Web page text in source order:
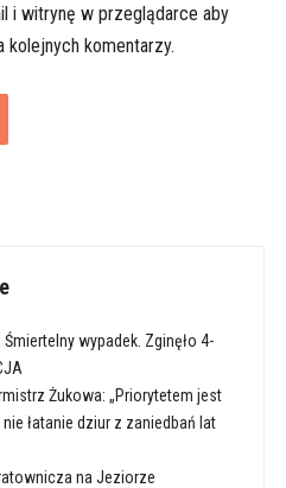
i witrynę w przeglądarce aby
kolejnych komentarzy.
Śmiertelny wypadek. Zginęło 4-
Żukowa: „Priorytetem jest
łatanie dziur z zaniedbań lat
na Jeziorze